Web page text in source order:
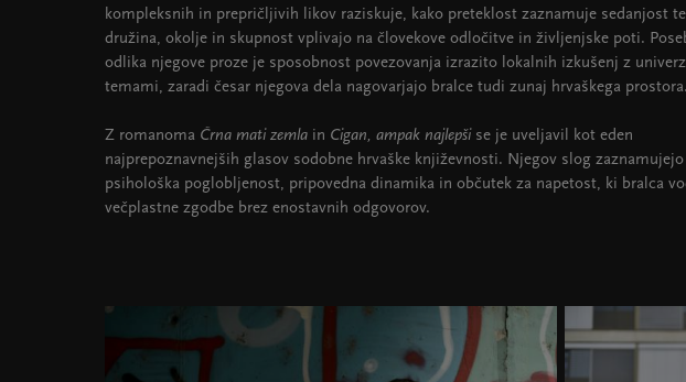
kompleksnih in prepričljivih likov raziskuje, kako preteklost zaznamuje sedanjost
družina, okolje in skupnost vplivajo na človekove odločitve in življenjske poti.
odlika njegove proze je sposobnost povezovanja izrazito lokalnih izkušenj z
temami, zaradi česar njegova dela nagovarjajo bralce tudi zunaj hrvaškega prostora.
Z romanoma Črna mati zemla in Cigan, ampak najlepši se je uveljavil kot eden
najprepoznavnejših glasov sodobne hrvaške književnosti. Njegov slog zaznamujejo
psihološka poglobljenost, pripovedna dinamika in občutek za napetost, ki bralca
večplastne zgodbe brez enostavnih odgovorov.